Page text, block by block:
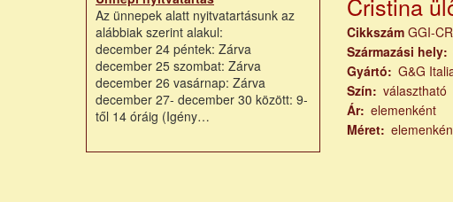
Az ünnepek alatt nyitvatartásunk az
alábbiak szerint alakul:
december 24 péntek: Zárva
december 25 szombat: Zárva
december 26 vasárnap: Zárva
december 27- december 30 között: 9-
től 14 óráig (Igény…
Cikkszám GGI-
Származási hely
Gyártó
G&G
Szín
választható
Ár elemenként
Méret